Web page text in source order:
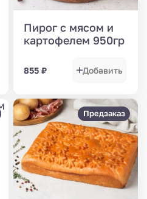
Пирог с мясом и
картофелем 950гр
855 ₽ Добавить
Предзаказ